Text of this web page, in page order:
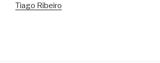
Tiago Ribeiro